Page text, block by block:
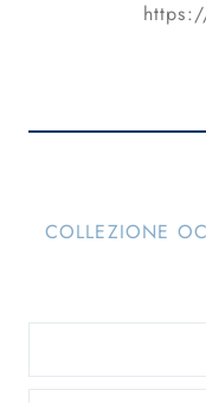
COLLEZIONE